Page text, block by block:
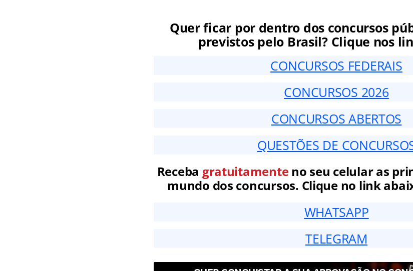
Quer ficar por dentro dos concursos
previstos pelo Brasil? Clique nos
CONCURSOS FEDERAIS
CONCURSOS 2026
CONCURSOS ABERTOS
QUESTÕES DE
Receba gratuitamenteno seu celular as
mundo dos concursos. Clique no link
WHATSAPP
TELEGRAM